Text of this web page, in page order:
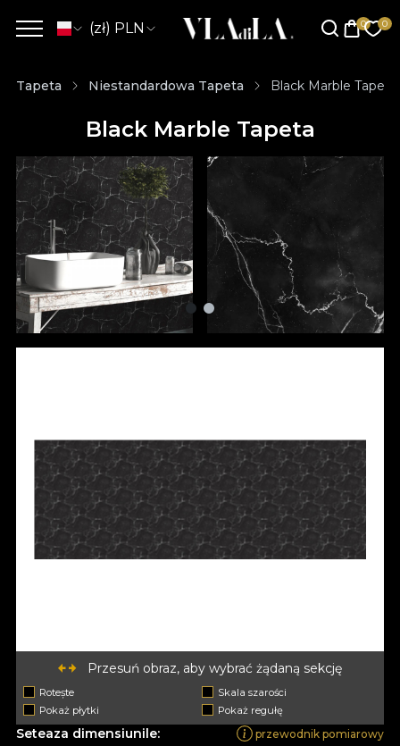
(zł) PLN
Tapeta Niestandardowa Tapeta Black Marble Tapeta
Black Marble Tapeta
Przesuń obraz, aby wybrać żądaną sekcję
Rotește
Skala szarości
Pokaż płytki
Pokaż regułę
Seteaza dimensiunile: przewodnik pomiarowy